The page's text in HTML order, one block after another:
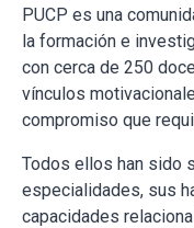
PUCP es una
la formación e
con cerca de 250
vínculos
compromiso que
Todos ellos han sido
especialidades, sus
capacidades